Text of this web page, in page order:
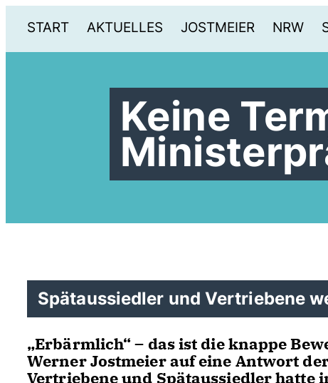
START AKTUELLES JOSTMEIER NRW
Keine
Spätaussiedler und Vertriebene
Erbärmlich“ – das ist die knappe
Werner Jostmeier auf eine Antwort
Vertriebene und Spätaussiedler hatte